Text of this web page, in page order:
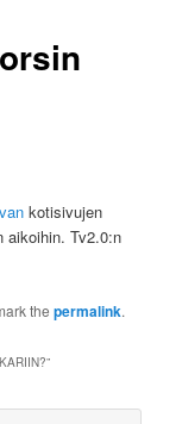
kotisivujen
aikoihin. Tv2.0:n
thepermalink.
”